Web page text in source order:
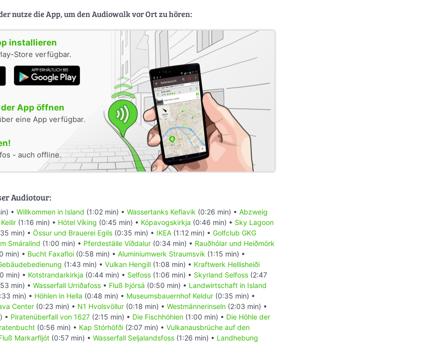
nutze die App, um den Audiowalk vor Ort zu hören:
installieren
Store verfügbar.
App öffnen
eine App verfügbar.
- auch offline.
Audiotour:
• Willkommen in Island (1:02 min) • Wassertanks Keflavik (0:26 min) • Abzweig
(1:16 min) • Hótel Víking (0:45 min) • Kópavogskirkja (0:46 min) • Sky Lagoon
min) • Össur und Brauerei Egils (0:35 min) • IKEA (1:12 min) • Golfclub GKG
Smáralind (1:00 min) • Pferdeställe Víðdalur (0:34 min) • Rauðhólar und Heiðmörk
min) • Bucht Faxafloi (0:58 min) • Aluminiumwerk Straumsvik (1:15 min) •
(1:43 min) • Vulkan Hengill (1:08 min) • Kraftwerk Hellisheiði
min) • Kotstrandarkirkja (0:44 min) • Selfoss (1:06 min) • Skyrland Selfoss (2:47
min) • Wasserfall Urriðafoss • Fluß Þjórsá (0:50 min) • Landwirtschaft in Island
min) • Höhlen in Hella (0:48 min) • Museumsbauernhof Keldur (0:35 min) •
Center (0:23 min) • N1 Hvolsvöllur (0:18 min) • Westmännerinseln (2:03 min) •
• Piratenüberfall von 1627 (2:15 min) • Die Fischhöhlen (1:00 min) • Die Höhle der
(0:56 min) • Kap Stórhöfði (2:07 min) • Vulkanausbrüche auf den
Markarfljót (0:57 min) • Wasserfall Seljalandsfoss (1:26 min) • Landhebung